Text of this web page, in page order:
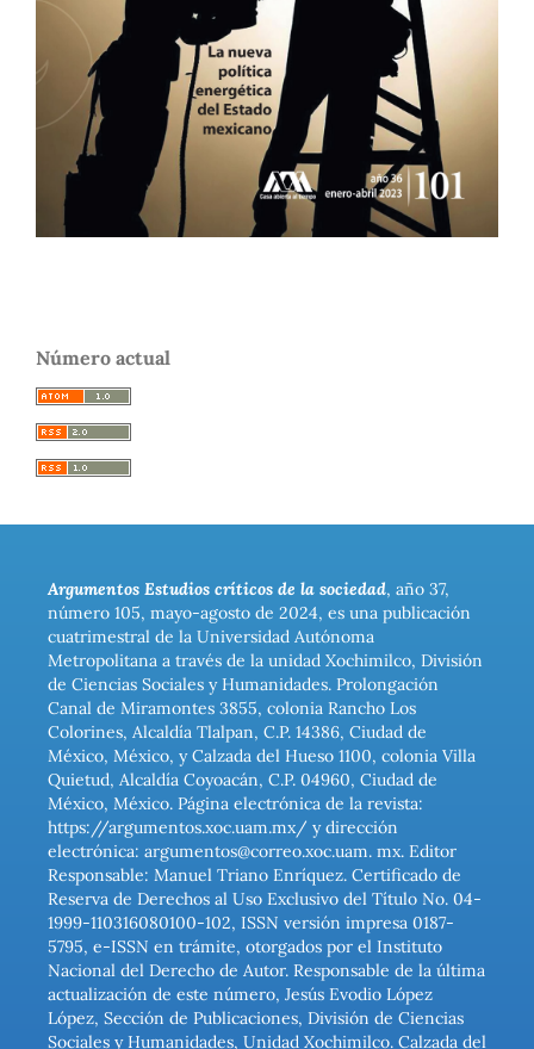
Número actual
Argumentos Estudios críticos de la sociedad, año 37,
número 105, mayo-agosto de 2024, es una publicación
cuatrimestral de la Universidad Autónoma
Metropolitana a través de la unidad Xochimilco, División
de Ciencias Sociales y Humanidades. Prolongación
Canal de Miramontes 3855, colonia Rancho Los
Colorines, Alcaldía Tlalpan, C.P. 14386, Ciudad de
México, México, y Calzada del Hueso 1100, colonia Villa
Quietud, Alcaldía Coyoacán, C.P. 04960, Ciudad de
México, México. Página electrónica de la revista:
https://argumentos.xoc.uam.mx/ y dirección
electrónica: argumentos@correo.xoc.uam. mx. Editor
Responsable: Manuel Triano Enríquez. Certificado de
Reserva de Derechos al Uso Exclusivo del Título No. 04-
1999-110316080100-102, ISSN versión impresa 0187-
5795, e-ISSN en trámite, otorgados por el Instituto
Nacional del Derecho de Autor. Responsable de la última
actualización de este número, Jesús Evodio López
López, Sección de Publicaciones, División de Ciencias
Sociales y Humanidades, Unidad Xochimilco. Calzada del